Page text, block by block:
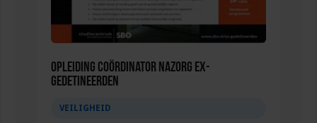
Opleiding Coördinator nazorg ex-
gedetineerden
VEILIGHEID